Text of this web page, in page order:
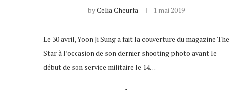
byCelia Cheurfa 1 mai 2019
Le 30 avril, Yoon Ji Sung a fait la couverture du magazine The
Star à l’occasion de son dernier shooting photo avant le
début de son service militaire le 14…